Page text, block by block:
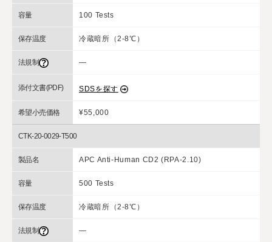
容量 100 Tests
保存温度 冷蔵暗所（2-8℃）
法規制 ―
添付文書(PDF) SDSを探す
希望小売価格 ¥55,000
CTK-20-0029-T500
製品名 APC Anti-Human CD2 (RPA-2.10)
容量 500 Tests
保存温度 冷蔵暗所（2-8℃）
法規制 ―